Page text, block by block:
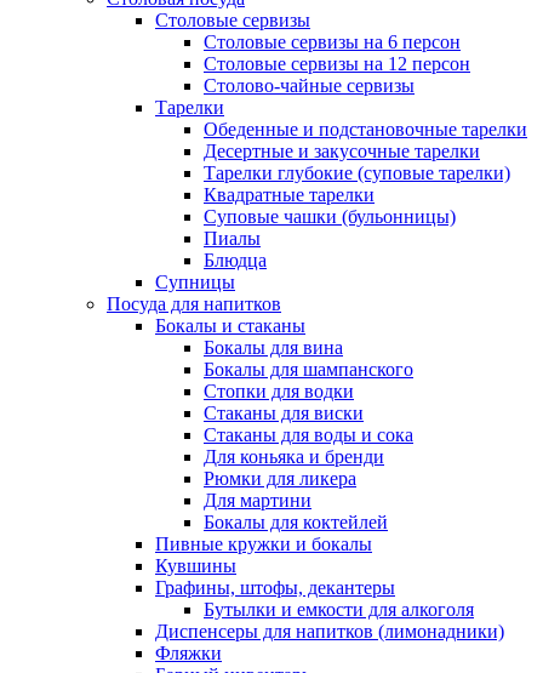
Столовые сервизы
Столовые сервизы на 6 персон
Столовые сервизы на 12 персон
Столово-чайные сервизы
Тарелки
Обеденные и подстановочные тарелки
Десертные и закусочные тарелки
Тарелки глубокие (суповые тарелки)
Квадратные тарелки
Суповые чашки (бульонницы)
Пиалы
Блюдца
Супницы
Посуда для напитков
Бокалы и стаканы
Бокалы для вина
Бокалы для шампанского
Стопки для водки
Стаканы для виски
Стаканы для воды и сока
Для коньяка и бренди
Рюмки для ликера
Для мартини
Бокалы для коктейлей
Пивные кружки и бокалы
Кувшины
Графины, штофы, декантеры
Бутылки и емкости для алкоголя
Диспенсеры для напитков (лимонадники)
Фляжки